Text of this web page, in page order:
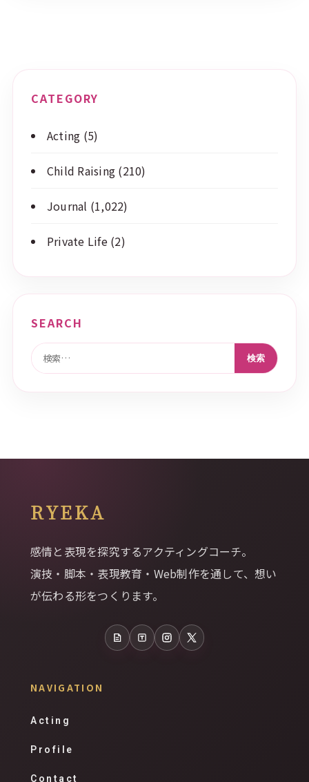
CATEGORY
Acting (5)
Child Raising (210)
Journal (1,022)
Private Life(2)
SEARCH
検索:
RYEKA
感情と表現を探究するアクティングコーチ。
演技・脚本・表現教育・Web制作を通して、想い
が伝わる形をつくります。
note TalesInstagram
X
NAVIGATION
Acting
Profile
Contact